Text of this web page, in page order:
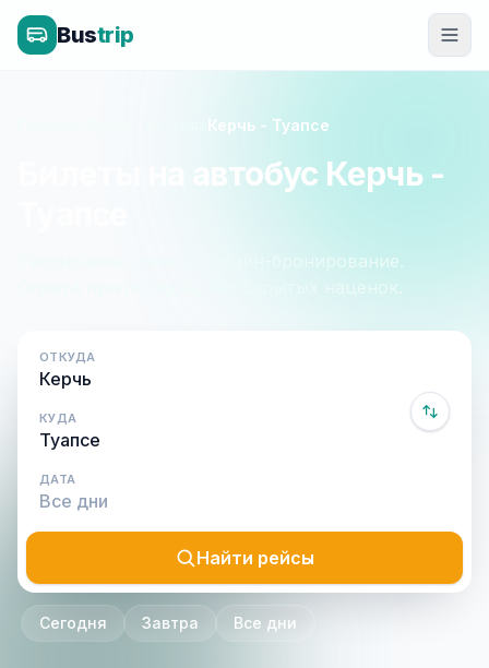
Bustrip
Керчь - Туапсе
Билеты на автобус Керчь -
Расписание, цены и онлайн-бронирование.
Оплата при посадке, без скрытых наценок.
ОТКУДА
КУДА
ДАТА
Найти рейсы
Сегодня Завтра Все дни